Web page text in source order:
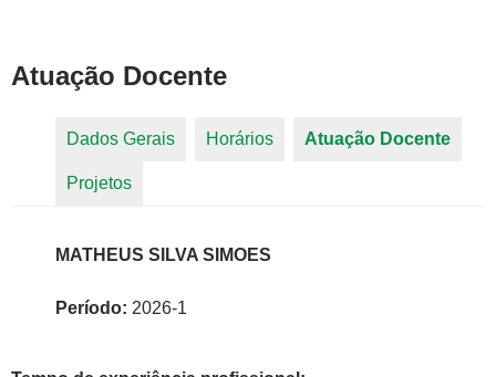
Atuação Docente
Dados Gerais Horários Atuação Docente
Projetos
MATHEUS SILVA SIMOES
Período: 2026-1